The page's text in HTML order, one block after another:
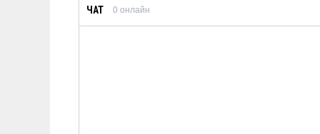
ЧАТ 0 онлайн